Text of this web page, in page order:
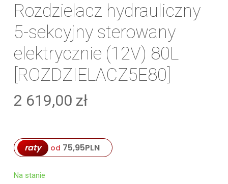
Rozdzielacz hydrauliczny
5-sekcyjny sterowany
elektrycznie (12V) 80L
[ROZDZIELACZ5E80]
2 619,00 zł
raty od 75,95PLN
Na stanie